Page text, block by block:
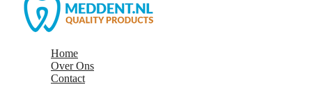
Home
Over Ons
Contact